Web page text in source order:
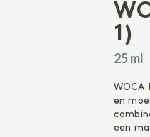
Olie
Zeep
1)
25 ml
WOCA
en
een